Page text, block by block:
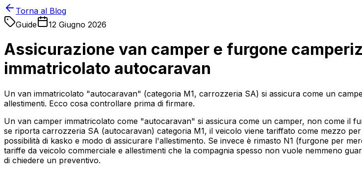
Torna al Blog
Guide
12 Giugno 2026
Assicurazione van camper e furgone
immatricolato autocaravan
Un van immatricolato "autocaravan" (categoria M1, carrozzeria SA) si assicura come un
allestimenti. Ecco cosa controllare prima di firmare.
Un van camper immatricolato come "autocaravan" si assicura come un camper, non come il
se riporta carrozzeria SA (autocaravan) categoria M1, il veicolo viene tariffato come mezzo
possibilità di kasko e modo di assicurare l'allestimento. Se invece è rimasto N1 (furgone per
tariffe da veicolo commerciale e allestimenti che la compagnia spesso non vuole nemmeno
di chiedere un preventivo.